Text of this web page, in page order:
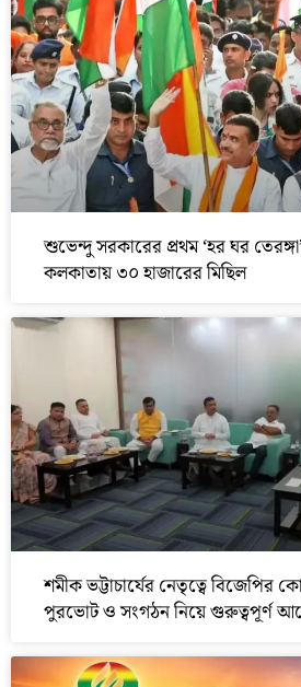
শুভেন্দু সরকারের প্রথম ‘হর ঘর
কলকাতায় ৩০ হাজারের মিছিল
শমীক ভট্টাচার্যের নেতৃত্বে বিজেপির
পুরভোট ও সংগঠন নিয়ে গুরুত্বপূর্ণ